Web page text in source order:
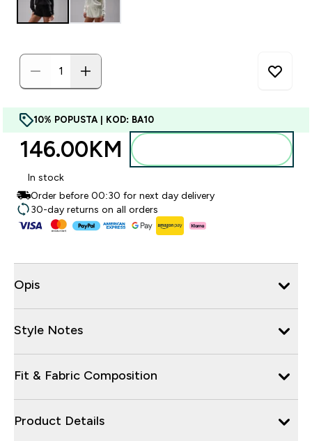
10% POPUSTA | KOD: BA10
146.00KM‎
In stock
Order before 00:30 for next day delivery
30-day returns on all orders
Opis
Style Notes
Fit & Fabric Composition
Product Details